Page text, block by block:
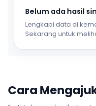
Belum ada hasil
Lengkapi data di
Sekarang untuk
Cara